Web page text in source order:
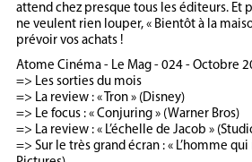
attend chez presque tous les éditeurs. Et
ne veulent rien louper, « Bientôt à la
prévoir vos achats !
Atome Cinéma - Le Mag - 024 - Octobre
=> Les sorties du mois
=> La review : « Tron » (Disney)
=> Le focus : « Conjuring » (Warner Bros)
=> La review : « L’échelle de Jacob »
=> Sur le très grand écran : « L’homme